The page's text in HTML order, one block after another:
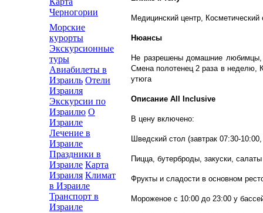
Черногории
Морские
курорты
Экскурсионные
туры
Авиабилеты в
Израиль Отели
Израиля
Экскурсии по
Израилю О
Израиле
Лечение в
Израиле
Праздники в
Израиле Карта
Израиля Климат
в Израиле
Транспорт в
Израиле
Медицинский центр,
Нюансы
Не разрешены домашние любимцы,
Смена полотенец 2 раза в неделю,
утюга
Описание All Inclusive
В цену включено:
Шведский стол (завтрак 07:30-
Пицца, бутерброды, закуски,
Фрукты и сладости в основном
Мороженое с 10:00 до 23:00 у